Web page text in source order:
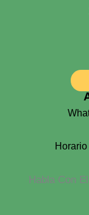
Habla Con El